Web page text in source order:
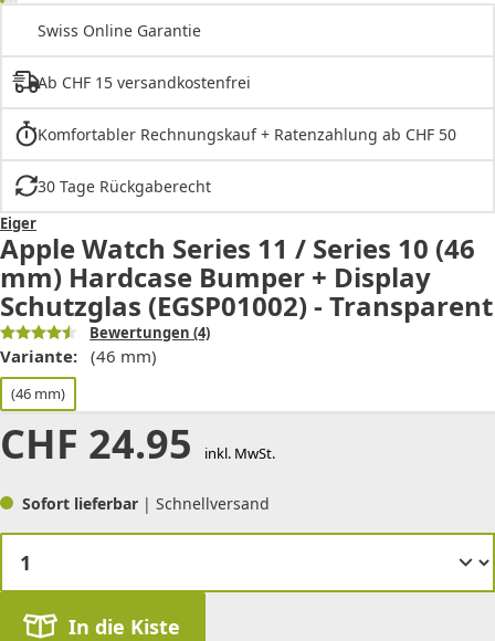
Swiss Online Garantie
Ab CHF 15 versandkostenfrei
Komfortabler Rechnungskauf + Ratenzahlung ab CHF 50
30 Tage Rückgaberecht
Eiger
Apple Watch Series 11 / Series 10 (46
mm) Hardcase Bumper + Display
Schutzglas (EGSP01002) - Transparent
Bewertungen (4)
Variante: (46 mm)
(46 mm)
CHF 24.95 inkl. MwSt.
Sofort lieferbar | Schnellversand
In die Kiste